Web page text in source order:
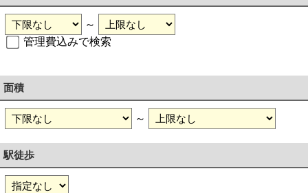
～
管理費込みで検索
面積
～
駅徒歩